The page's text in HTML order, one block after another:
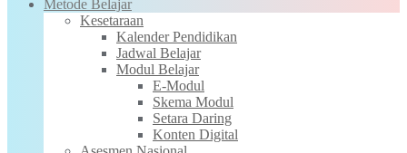
Metode Belajar
Kesetaraan
Kalender Pendidikan
Jadwal Belajar
Modul Belajar
E-Modul
Skema Modul
Setara Daring
Konten Digital